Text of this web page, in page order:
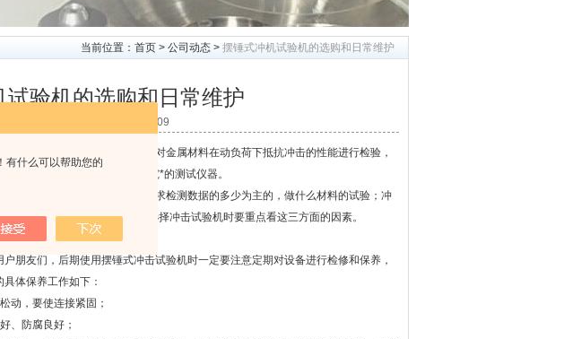
有什么可以帮助您的
当前位置： 首页 > 公司动态 > 摆锤式冲机试验机的选购和日常维护
试验机的选购和日常维护
次数：1923 更新时间：2017-02-09
挂摆方式的冲击试验机。用来对金属材料在动负荷下抵抗冲击的性能进行检验，
也是科研单位进行新材料研究*的测试仪器。
、材料的冲击功大小以及要求检测数据的多少为主的，做什么材料的试验；冲
验的zui重要的因素，用户在选择冲击试验机时要重点看这三方面的因素。
友们，后期使用摆锤式冲击试验机时一定要注意定期对设备进行检修和保养，
体保养工作如下：
，要使连接紧固；
、防腐良好；